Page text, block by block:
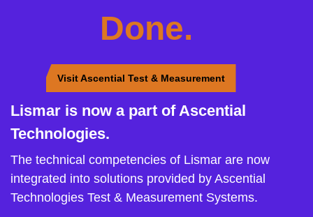
Done.
Visit Ascential Test & Measurement
Lismar is now a part of Ascential
Technologies.
The technical competencies of Lismar are now
integrated into solutions provided by Ascential
Technologies Test & Measurement Systems.